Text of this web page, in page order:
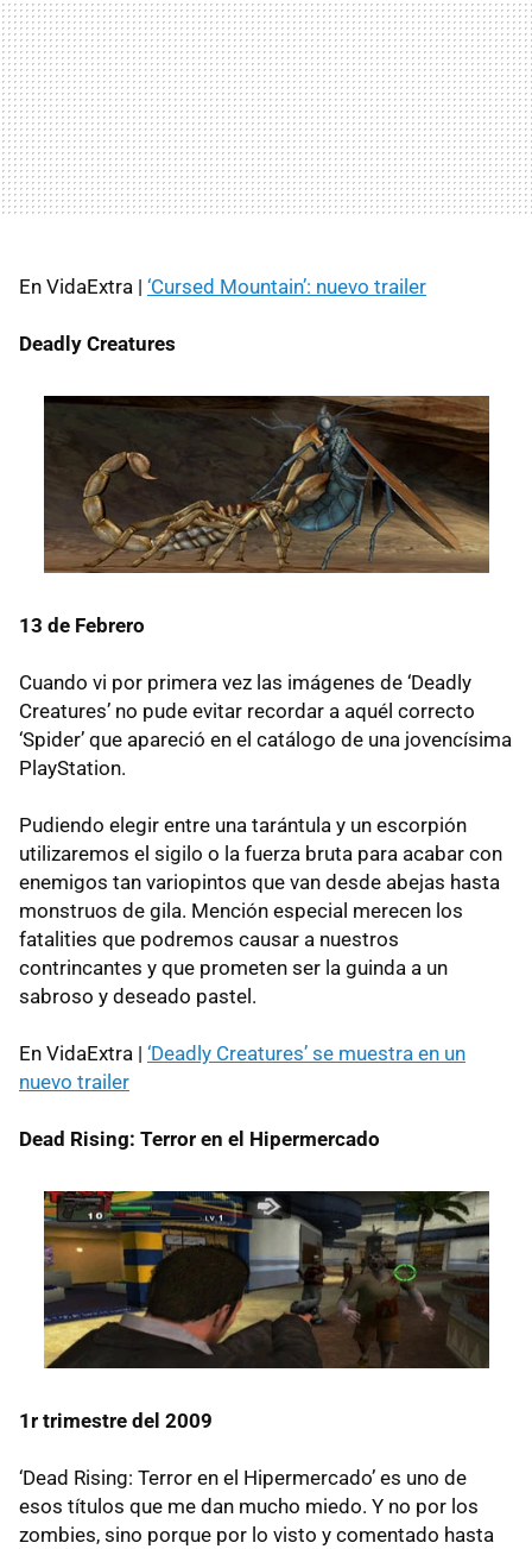
En VidaExtra | ‘Cursed Mountain’: nuevo trailer
Deadly Creatures
13 de Febrero
Cuando vi por primera vez las imágenes de ‘Deadly
Creatures’ no pude evitar recordar a aquél correcto
‘Spider’ que apareció en el catálogo de una jovencísima
PlayStation.
Pudiendo elegir entre una tarántula y un escorpión
utilizaremos el sigilo o la fuerza bruta para acabar con
enemigos tan variopintos que van desde abejas hasta
monstruos de gila. Mención especial merecen los
fatalities que podremos causar a nuestros
contrincantes y que prometen ser la guinda a un
sabroso y deseado pastel.
En VidaExtra | ‘Deadly Creatures’ se muestra en un
nuevo trailer
Dead Rising: Terror en el Hipermercado
1r trimestre del 2009
‘Dead Rising: Terror en el Hipermercado’ es uno de
esos títulos que me dan mucho miedo. Y no por los
zombies, sino porque por lo visto y comentado hasta